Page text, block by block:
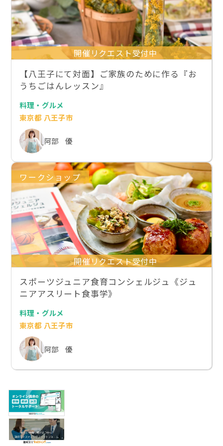
開催リクエスト受付中
【八王子にて対面】ご家族のために作る『お
うちごはんレッスン』
料理・グルメ
東京都 八王子市
阿部 優
ワークショップ
開催リクエスト受付中
スポーツジュニア食育コンシェルジュ《ジュ
ニアアスリート食事学》
料理・グルメ
東京都 八王子市
阿部 優